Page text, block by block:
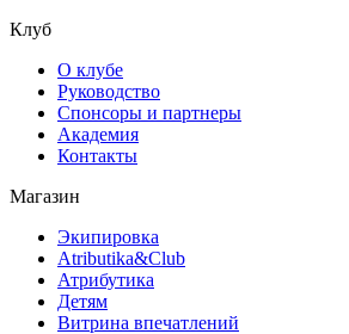
Клуб
О клубе
Руководство
Спонсоры и партнеры
Академия
Контакты
Магазин
Экипировка
Atributika&Club
Атрибутика
Детям
Витрина впечатлений